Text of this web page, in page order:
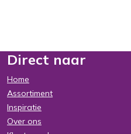
Direct naar
Home
Assortiment
Inspiratie
Over ons